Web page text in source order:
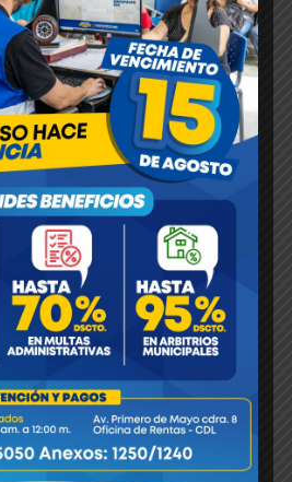
sin comentarios
POR LA
DE NUESTROS
sin comentarios